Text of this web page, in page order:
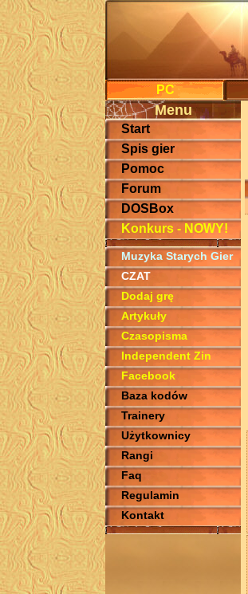
PC
Menu
Start
Spis gier
Pomoc
Forum
DOSBox
Konkurs - NOWY!
Muzyka Starych Gier
CZAT
Dodaj grę
Artykuły
Czasopisma
Independent Zin
Facebook
Baza kodów
Trainery
Użytkownicy
Rangi
Faq
Regulamin
Kontakt